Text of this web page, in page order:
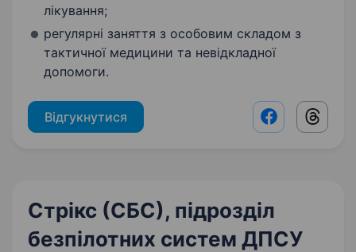
лікування;
регулярні заняття з особовим складом з
тактичної медицини та невідкладної
допомоги.
Відгукнутися Facebook
Стрікс (СБС), підрозділ
безпілотних систем ДПСУ